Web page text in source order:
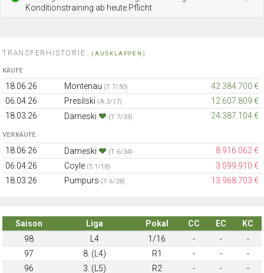
Konditionstraining ab heute Pflicht.
TRANSFERHISTORIE: (AUSKLAPPEN)
KÄUFE
18.06.26 Montenau (T 7/30)
42.384.700 €
06.04.26
Presilski (A 3/17)
12.607.809 €
18.03.26
Dameski (T 7/33) 24.387.104 €
VERKÄUFE
18.06.26 Dameski (T 6/34)
8.916.062 €
06.04.26
Coyle (S 1/18)
3.099.910 €
18.03.26
Pumpurs (T 6/28) 13.968.703 €
Saison Liga Pokal CC EC
KC
98
L4 1/16 - -
-
97
8. (L4) R1 - -
-
96
3. (L5) R2 - - -